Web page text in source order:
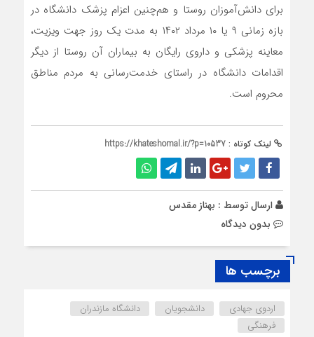
برای دانش‌آموزان روستا و هم‌چنین اعزام پزشک دانشگاه در
بازه زمانی ۹ یا ۱۰ مرداد ۱۴۰۲ به مدت یک روز جهت ویزیت،
معاینه پزشکی و داروی رایگان به بیماران آن روستا از دیگر
اقدامات دانشگاه در راستای خدمت‌رسانی به مردم مناطق
محروم است.
لینک کوتاه : https://khateshomal.ir/?p=10537
ارسال توسط : بهناز مقدس
بدون دیدگاه
برچسب ها
اردوی جهادی دانشجویان
دانشگاه مازندران
فرهنگی